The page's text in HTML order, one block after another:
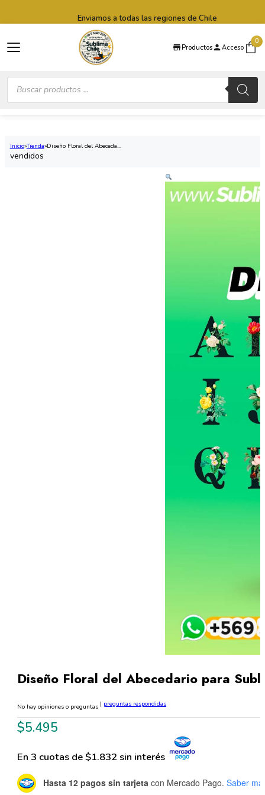
Productos Acceso
0
Búsqueda
productos
Enviamos a todas las regiones de Chile
Inicio Tienda Diseño Floral del Abeceda...
vendidos
Diseño Floral del Abecedario para
No hay opiniones o preguntas | preguntas respondidas
$5.495
En 3 cuotas de $1.832 sin interés
Hasta 12 pagos sin tarjeta con Mercado Pago. Saber